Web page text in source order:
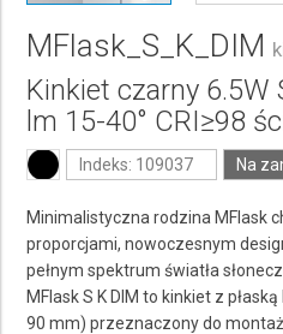
MFlask_S_K_DIM
Kinkiet czarny 6.5W
lm 15-40° CRI≥98
Indeks: 109037 Na
Minimalistyczna rodzina MFlask
proporcjami, nowoczesnym
pełnym spektrum światła
MFlask S K DIM to kinkiet z
90 mm) przeznaczony do